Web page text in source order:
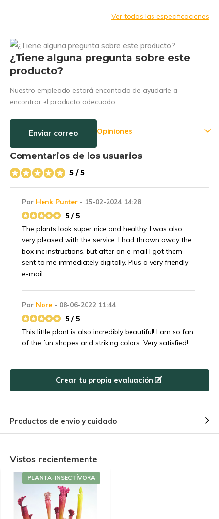
Ver todas las especificaciones
¿Tiene alguna pregunta sobre este
producto?
Nuestro empleado estará encantado de ayudarle a
encontrar el producto adecuado
Enviar correo Opiniones
Comentarios de los usuarios
5 / 5
Por Henk Punter - 15-02-2024 14:28
5 / 5
The plants look super nice and healthy. I was also
very pleased with the service. I had thrown away the
box inc instructions, but after an e-mail I got them
sent to me immediately digitally. Plus a very friendly
e-mail.
Por Nore - 08-06-2022 11:44
5 / 5
This little plant is also incredibly beautiful! I am so fan
of the fun shapes and striking colors. Very satisfied!
Crear tu propia evaluación
Productos de envío y cuidado
Vistos recientemente
PLANTA-INSECTÍVORA